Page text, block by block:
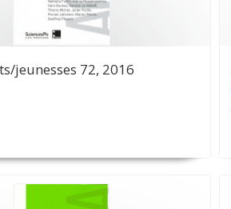
jeunesses 72, 2016